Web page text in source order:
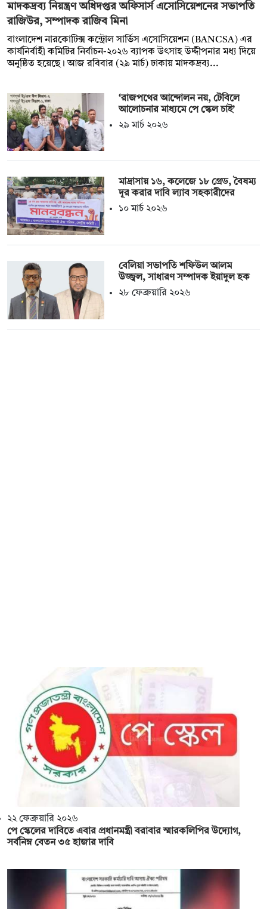
মাদকদ্রব্য নিয়ন্ত্রণ অধিদপ্তর অফিসার্স এসোসিয়েশনের সভাপতি
রাজিউর, সম্পাদক রাজিব মিনা
বাংলাদেশ নারকোটিক্স কন্ট্রোল সার্ভিস এসোসিয়েশন (BANCSA) এর
কার্যনির্বাহী কমিটির নির্বাচন-২০২৬ ব্যাপক উৎসাহ উদ্দীপনার মধ্য দিয়ে
অনুষ্ঠিত হয়েছে। আজ রবিবার (২৯ মার্চ) ঢাকায় মাদকদ্রব্য...
‘রাজপথের আন্দোলন নয়, টেবিলে
আলোচনার মাধ্যমে পে স্কেল চাই’
২৯ মার্চ ২০২৬
মাদ্রাসায় ১৬, কলেজে ১৮ গ্রেড, বৈষম্য
দূর করার দাবি ল্যাব সহকারীদের
১০ মার্চ ২০২৬
বেলিয়া সভাপতি শফিউল আলম
উজ্জ্বল, সাধারণ সম্পাদক ইয়াদুল হক
২৮ ফেব্রুয়ারি ২০২৬
২২ ফেব্রুয়ারি ২০২৬
পে স্কেলের দাবিতে এবার প্রধানমন্ত্রী বরাবার স্মারকলিপির উদ্যোগ,
সর্বনিম্ন বেতন ৩৫ হাজার দাবি